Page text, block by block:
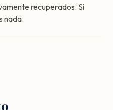
recuperados. Si
nada.